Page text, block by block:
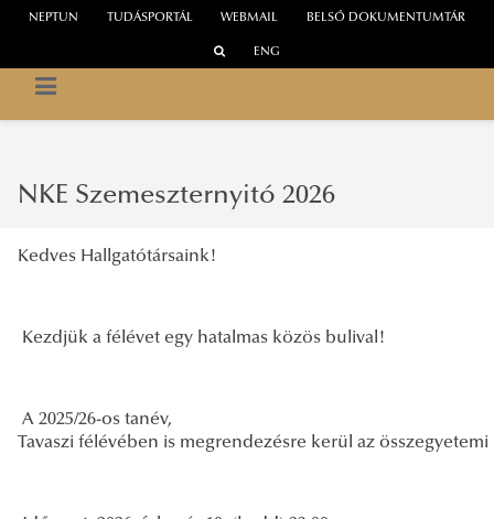
WEBMAIL
NEPTUN TUDÁSPORTÁL BELSŐ DOKUMENTUMTÁR
ENG
NKE Szemeszternyitó 2026
Kedves Hallgatótársaink!
Kezdjük a félévet egy hatalmas közös bulival!
A 2025/26-os tanév,
Tavaszi félévében is megrendezésre kerül az